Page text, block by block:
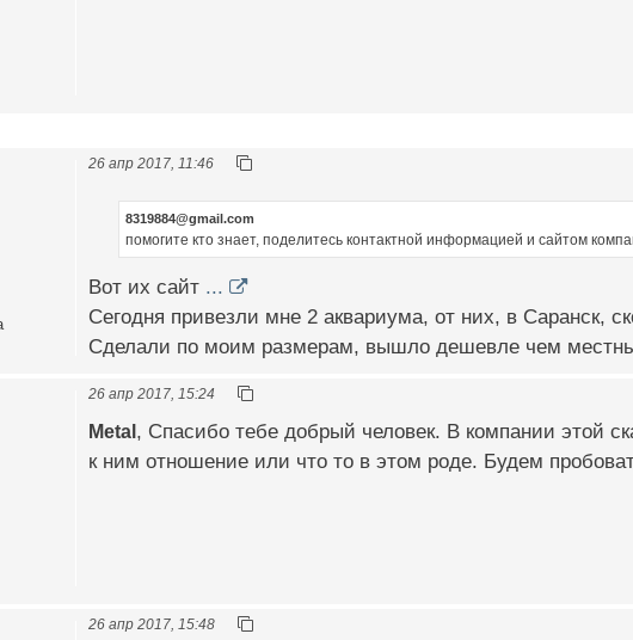
26 апр 2017, 11:46
8319884@gmail.com
помогите кто знает, поделитесь контактной информацией и сайтом
Вот их сайт ...
Сегодня привезли мне 2 аквариума, от них, в Саранск,
Сделали по моим размерам, вышло дешевле чем
26 апр 2017, 15:24
Metal , Спасибо тебе добрый человек. В компании этой
к ним отношение или что то в этом роде. Будем
26 апр 2017, 15:48